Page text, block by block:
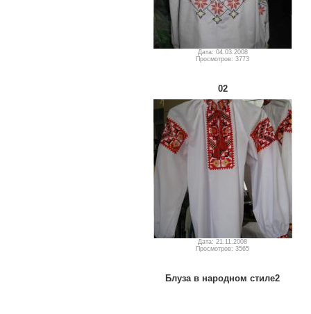
Дата: 04.03.2008
Просмотров: 3773
02
Дата: 21.11.2008
Просмотров: 3565
Блуза в народном стиле2